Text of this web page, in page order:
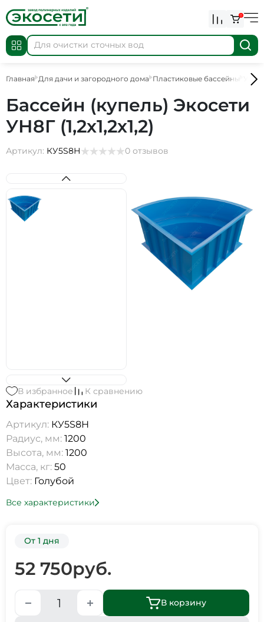
0
Главная Для дачи и загородного дома Пластиковые бассейны
Бассейн (купель) Экосети
УН8Г (1,2х1,2х1,2)
Артикул: КУ5S8Н 0 отзывов
В избранное К сравнению
Характеристики
Артикул: КУ5S8Н
Радиус, мм: 1200
Высота, мм: 1200
Масса, кг: 50
Цвет: Голубой
Все характеристики
От 1 дня
52 750руб.
В корзину